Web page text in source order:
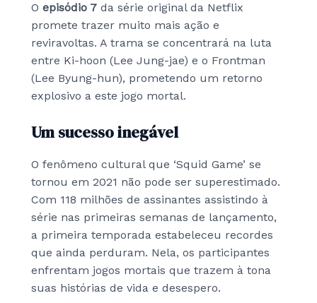
O episódio 7 da série original da Netflix
promete trazer muito mais ação e
reviravoltas. A trama se concentrará na luta
entre Ki-hoon (Lee Jung-jae) e o Frontman
(Lee Byung-hun), prometendo um retorno
explosivo a este jogo mortal.
Um sucesso inegável
O fenômeno cultural que ‘Squid Game’ se
tornou em 2021 não pode ser superestimado.
Com 118 milhões de assinantes assistindo à
série nas primeiras semanas de lançamento,
a primeira temporada estabeleceu recordes
que ainda perduram. Nela, os participantes
enfrentam jogos mortais que trazem à tona
suas histórias de vida e desespero.